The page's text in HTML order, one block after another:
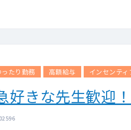
ったり勤務 高額給与 インセンティ
好きな先生歓迎